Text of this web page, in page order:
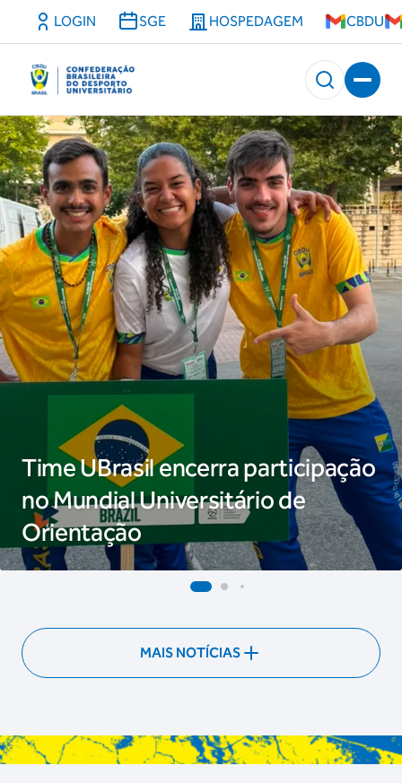
LOGIN SGE HOSPEDAGEM CBDU
Time UBrasil encerra participação
no Mundial Universitário de
Orientação
MAIS NOTÍCIAS